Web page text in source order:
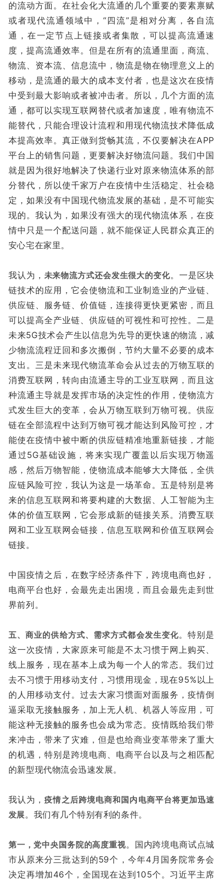
的流动方面。在社会化大流通的几个重要的要素禀赋
或者现代流通领域中，“四流”是相对分离，各自流
通，在一定节点上链接或者集散，可以提高流通速
度，提高流通效率。但是在所有的流通里面，商流、
物流、资本流、信息流中，物流是物在物理意义上的
移动，是流通的最大的成本支付者，也是这次在疫情
中受到最大影响或者被冲击者。所以，几个方面的流
通，都可以实现互联网替代或者加速度，唯有物流不
能替代，只能合理设计流程和用现代物流技术降低成
本提高效率。真正做到货畅其流，不仅要解决在APP
平台上的销售问题，更要解决好物流问题。我们中国
就是因为很好地解决了快递行业对原来物流体系的部
分替代，所以使千家万户在疫情中生活稳定、社会稳
定，如果没有中国现代物流发展的基础，是不可能实
现的。我认为，如果没有强大的现代物流体系，在疫
情中只是一个配送问题，就不能保证人民群众真正的
安心宅在家里。
我认为， 未来物流方式还会发生很大的变化。一是区块
链技术的应用，它会使物流和工业制造业的产业链、
供应链、服务链、价值链，连接得更快更紧密，而且
可以提高全产业链、供应链的可视性和可控性。二是
未来5G技术会产生以信息为先导的更快速的物流，减
少物流流程迂回和多次搬倒，节约大量不必要的成本
支出。三是未来现代物流革命会从过去的万物互联的
消费互联网，转向由流通主导的工业互联网，而且这
种流通主导就是发挥市场的决定性的作用，使物流方
式发生巨大的变革，会从万物互联到万物可视。供应
链在全部流程中达到万物可视才能达到风险可控，才
能使在疫情中被中断的供应链精准地重新链接，才能
通过5G基础设施，将来实现广覆盖以后实现万物遥
感，然后万物智能，使物流成本能够大大降低，全供
应链风险可控，我认为这是一场革命。五是特别是将
来的信息互联网和将要构建的大数据、人工智能为主
体的价值互联网，它会形成新的链接关系。消费互联
网和工业互联网会链接，信息互联网和价值互联网会
链接。
中国疫情之后，在数字经济条件下，跨境电商也好，
电商平台也好，会最先走出困境，而且会最先走到世
界前列。
五、商业的供给方式、需求方式都会发生变化。特别是
这一次疫情，大家原来可能是不太习惯于网上购买、
线上服务，现在基本上成为每一个人的常态。我们过
去不习惯于用移动支付，习惯用现金，现在95%以上
的人用移动支付。过去大家习惯面对面服务，疫情倒
逼采取无接触服务，加上无人机、机器人等应用，可
能这种无接触的服务也会成为常态。疫情既给我们带
来冲击，带来了灾难，但是也给商业变革带来了重大
的机遇，特别是跨境电商、电商平台以及与之相匹配
的新型现代物流会迅速发展。
我认为，疫情之后跨境电商和国内电商平台将更加迅速
发展。我们有几个特别有利的条件。
第一，党中央国务院的高度重视。国内跨境电商试点城
市从原来分三批达到的59个，今年4月国务院常务会
决定再增加46个，全国现在达到105个。习近平主席